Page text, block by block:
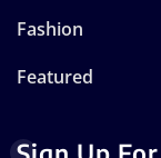
Fashion
Featured